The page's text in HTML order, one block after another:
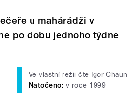
u mahárádži v
po dobu jednoho týdne
Ve vlastní režii čte Igor Chaun.
Natočeno: v roce 1999